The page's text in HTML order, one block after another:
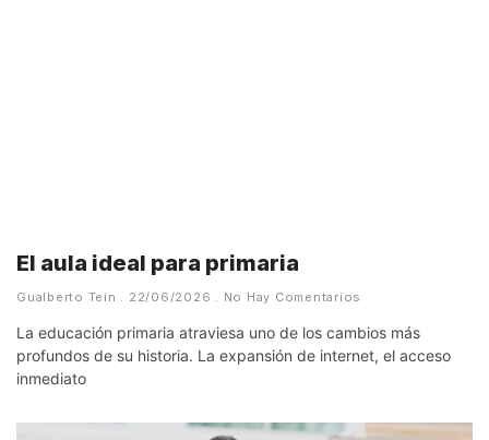
El aula ideal para primaria
Gualberto Tein 22/06/2026 No Hay Comentarios
La educación primaria atraviesa uno de los cambios más
profundos de su historia. La expansión de internet, el acceso
inmediato